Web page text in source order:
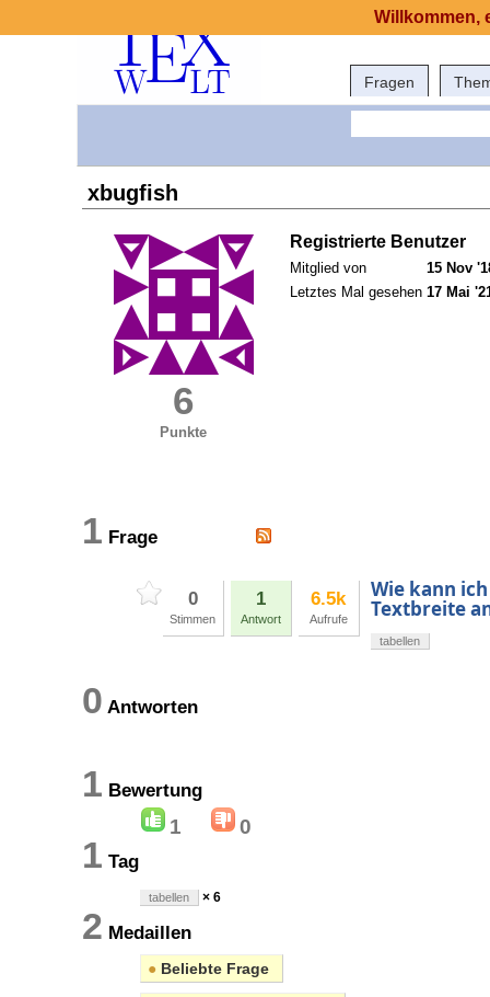
Fragen
xbugfish
6
Punkte
Registrierte Benutzer
Mitglied von
15 Nov
Letztes Mal gesehen 17 Mai
1 Frage
0
Stimmen
1
Antwort
6.5k
Aufrufe
Wie kann
Textbreite
tabellen
0 Antworten
1 Bewertung
1 0
1 Tag
tabellen × 6
2 Medaillen
● Beliebte Frage
Willkommen,